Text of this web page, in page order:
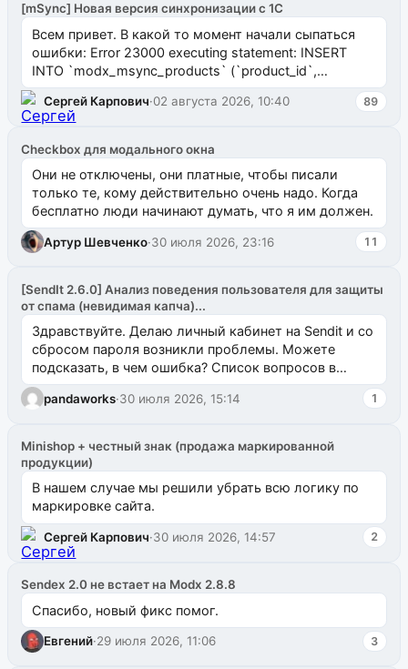
[mSync] Новая версия синхронизации с 1С
Всем привет. В какой то момент начали сыпаться
ошибки: Error 23000 executing statement: INSERT
INTO `modx_msync_products` (`product_id`,
`uuid_1c`) VALUES ...
Сергей Карпович·02 августа 2026, 10:40 89
Checkbox для модального окна
Они не отключены, они платные, чтобы писали
только те, кому действительно очень надо. Когда
бесплатно люди начинают думать, что я им должен.
Артур Шевченко·30 июля 2026, 23:16 11
[SendIt 2.6.0] Анализ поведения пользователя для защиты
от спама (невидимая капча)...
Здравствуйте. Делаю личный кабинет на Sendit и со
сбросом пароля возникли проблемы. Можете
подсказать, в чем ошибка? Список вопросов в
одноименном разделе на modx.pro пока пуст, и,...
pandaworks·30 июля 2026, 15:14 1
Minishop + честный знак (продажа маркированной
продукции)
В нашем случае мы решили убрать всю логику по
маркировке сайта.
Сергей Карпович·30 июля 2026, 14:57 2
Sendex 2.0 не встает на Modx 2.8.8
Спасибо, новый фикс помог.
Евгений·29 июля 2026, 11:06 3